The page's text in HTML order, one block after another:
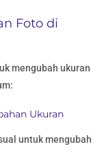
Foto di
mengubah ukuran
Ukuran
untuk mengubah